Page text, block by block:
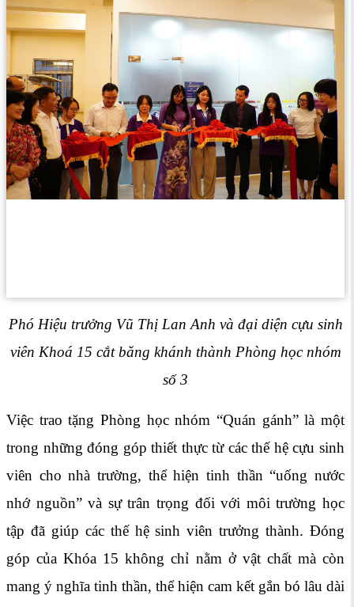
Phó Hiệu trưởng Vũ Thị Lan Anh và đại diện cựu sinh
viên Khoá 15 cắt băng khánh thành Phòng học nhóm
số 3
Việc trao tặng Phòng học nhóm “Quán gánh” là một
trong những đóng góp thiết thực từ các thế hệ cựu sinh
viên cho nhà trường, thể hiện tinh thần “uống nước
nhớ nguồn” và sự trân trọng đối với môi trường học
tập đã giúp các thế hệ sinh viên trưởng thành. Đóng
góp của Khóa 15 không chỉ nằm ở vật chất mà còn
mang ý nghĩa tinh thần, thể hiện cam kết gắn bó lâu dài